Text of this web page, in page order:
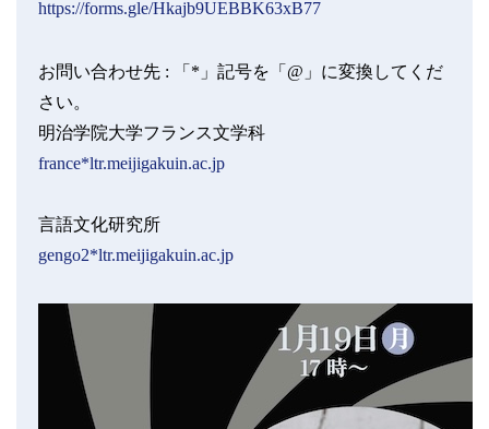
https://forms.gle/Hkajb9UEBBK63xB77
お問い合わせ先 :
「*」記号を「@」に変換してくだ
さい。
明治学院大学フランス文学科
france*ltr.meijigakuin.ac.jp
言語文化研究所
gengo2*ltr.meijigakuin.ac.jp